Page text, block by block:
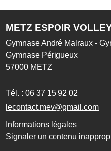
METZ ESPOIR VOLLEY
Gymnase André Malraux -
Gymnase Périgueux
57000 METZ
Tél. : 06 37 15 92 02
lecontact.mev@gmail.com
Informations légales
Signaler un contenu